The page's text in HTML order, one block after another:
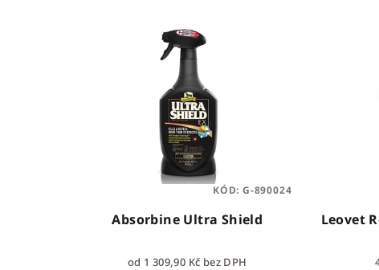
Absorbine Ultra Shield
od 1 309,90 Kč bez DPH
KÓD:G-890024
Leovet